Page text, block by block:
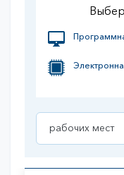
рабочих мест